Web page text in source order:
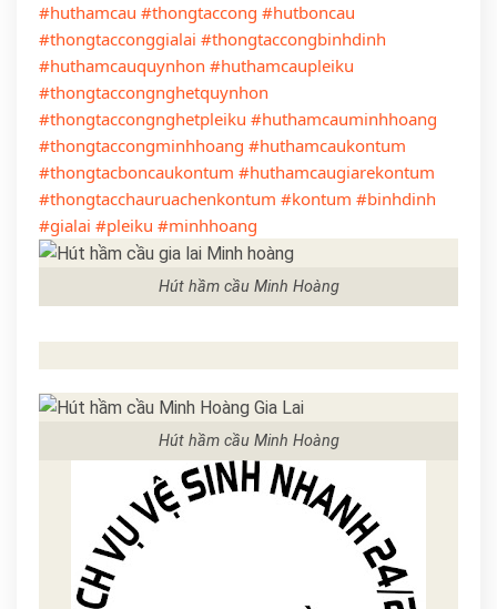
#huthamcau #thongtaccong #hutboncau
#thongtacconggialai #thongtaccongbinhdinh
#huthamcauquynhon #huthamcaupleiku
#thongtaccongnghetquynhon
#thongtaccongnghetpleiku #huthamcauminhhoang
#thongtaccongminhhoang #huthamcaukontum
#thongtacboncaukontum #huthamcaugiarekontum
#thongtacchauruachenkontum #kontum #binhdinh
#gialai #pleiku #minhhoang
Hút hầm cầu Minh Hoàng
Hút hầm cầu Minh Hoàng